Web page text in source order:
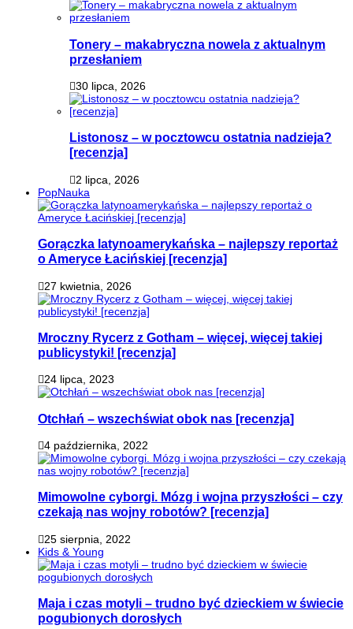
Tonery – makabryczna nowela z aktualnym
przesłaniem
30 lipca, 2026
Listonosz – w pocztowcu ostatnia nadzieja?
[recenzja]
2 lipca, 2026
PopNauka
Gorączka latynoamerykańska – najlepszy reportaż
o Ameryce Łacińskiej [recenzja]
27 kwietnia, 2026
Mroczny Rycerz z Gotham – więcej, więcej takiej
publicystyki! [recenzja]
24 lipca, 2023
Otchłań – wszechświat obok nas [recenzja]
4 października, 2022
Mimowolne cyborgi. Mózg i wojna przyszłości – czy
czekają nas wojny robotów? [recenzja]
25 sierpnia, 2022
Kids & Young
Maja i czas motyli – trudno być dzieckiem w świecie
pogubionych dorosłych